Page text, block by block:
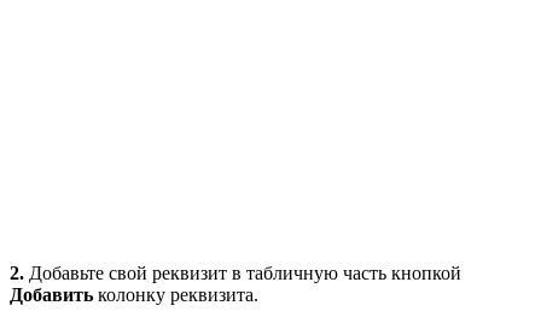
2. Добавьте свой реквизит в табличную часть кнопкой
Добавить колонку реквизита.